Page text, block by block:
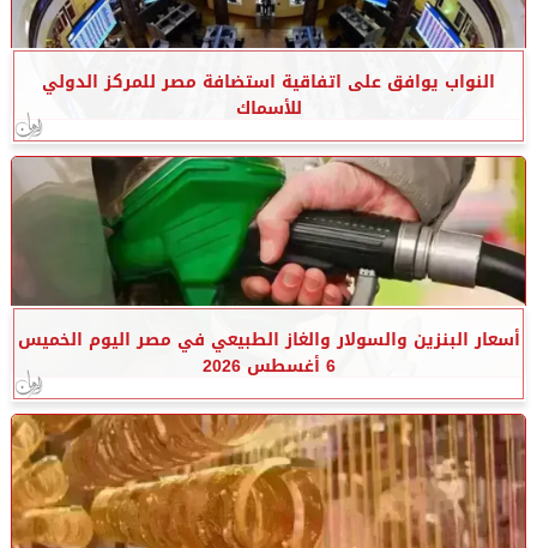
النواب يوافق على اتفاقية استضافة مصر للمركز الدولي
للأسماك
أسعار البنزين والسولار والغاز الطبيعي في مصر اليوم الخميس
6 أغسطس 2026